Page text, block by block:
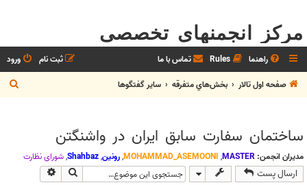
مرکز انجمنهای تخصصی
راهنما Rules تماس با ما ورود
ثبت نام
صفحه اول تالار
بخش‌‌هاي متفرقه ساير گفتگوها
س
ساختمان سفارت سابق ایران در واشنگتن
مدیران انجمن: MASTER
,
MOHAMMAD_ASEMOONI
,رونین,
Shahbaz
,شوراي نظارت
ارسال پست جستجو